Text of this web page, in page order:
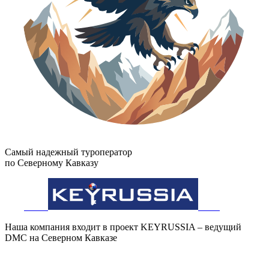
Самый надежный туроператор
по Северному Кавказу
Наша компания входит в проект KEYRUSSIA – ведущий
DMC на Северном Кавказе